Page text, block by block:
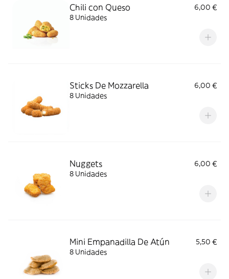
Chili con Queso
6,00 €
8 Unidades
Sticks De Mozzarella
6,00 €
8 Unidades
Nuggets
6,00 €
8 Unidades
Mini Empanadilla De Atún
5,50 €
8 Unidades